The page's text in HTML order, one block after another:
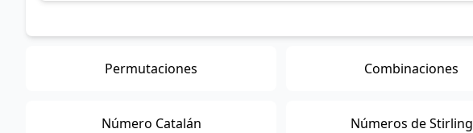
Permutaciones Combinaciones
Número Catalán Números de Stirling